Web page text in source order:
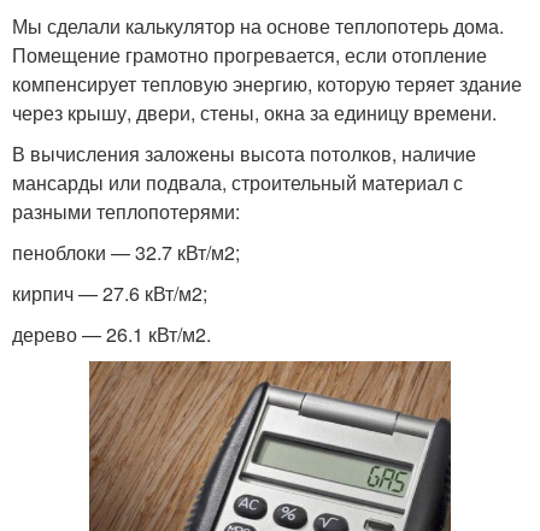
Мы сделали калькулятор на основе теплопотерь дома.
Помещение грамотно прогревается, если отопление
компенсирует тепловую энергию, которую теряет здание
через крышу, двери, стены, окна за единицу времени.
В вычисления заложены высота потолков, наличие
мансарды или подвала, строительный материал с
разными теплопотерями:
пеноблоки — 32.7 кВт/м2;
кирпич — 27.6 кВт/м2;
дерево — 26.1 кВт/м2.